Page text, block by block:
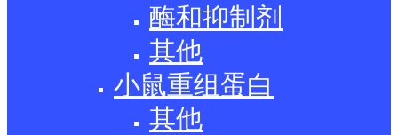
酶和抑制剂
其他
小鼠重组蛋白
其他